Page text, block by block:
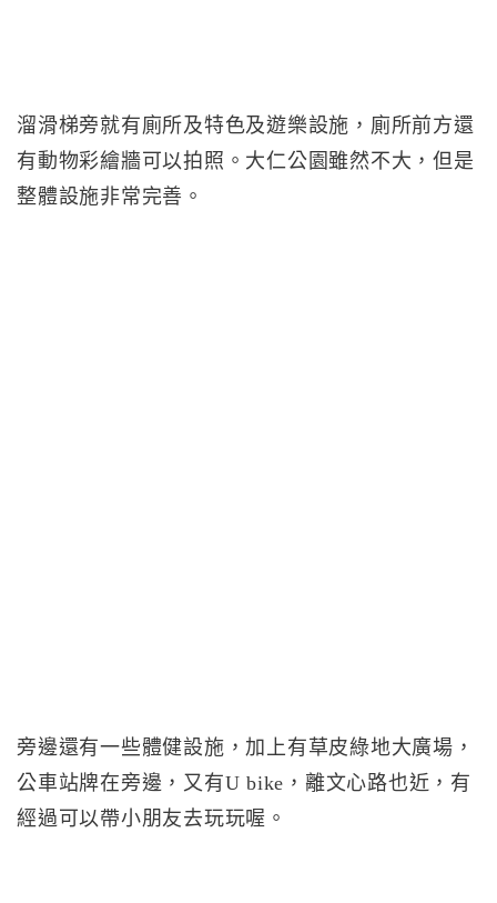
溜滑梯旁就有廁所及特色及遊樂設施，廁所前方還
有動物彩繪牆可以拍照。大仁公園雖然不大，但是
整體設施非常完善。
旁邊還有一些體健設施，加上有草皮綠地大廣場，
公車站牌在旁邊，又有U bike，離文心路也近，有
經過可以帶小朋友去玩玩喔。